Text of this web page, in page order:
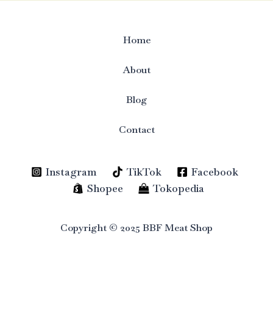
Home
About
Blog
Contact
Instagram TikTok
Facebook
Shopee
Tokopedia
Copyright © 2025 BBF Meat Shop